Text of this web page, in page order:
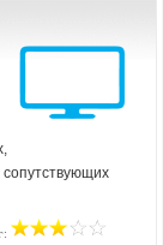
сопутствующих